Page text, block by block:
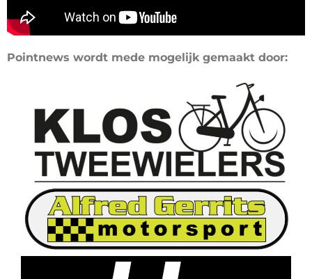
Pointnews wordt mede mogelijk gemaakt door: